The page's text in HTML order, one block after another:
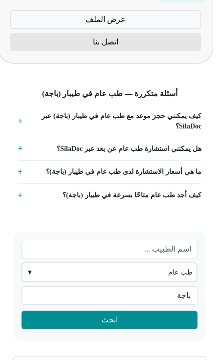
طب عام
ابحث
عرض الملف
اتصل بنا
أسئلة متكررة — طب عام في طيبار (باجة)
كيف يمكنني حجز موعد مع طب عام في طيبار (باجة) عبر
SilaDoc؟
هل يمكنني استشارة طب عام عن بعد عبر SilaDoc؟
ما هي أسعار الاستشارة لدى طب عام في طيبار (باجة)؟
كيف أجد طب عام متاحًا بسرعة في طيبار (باجة)؟